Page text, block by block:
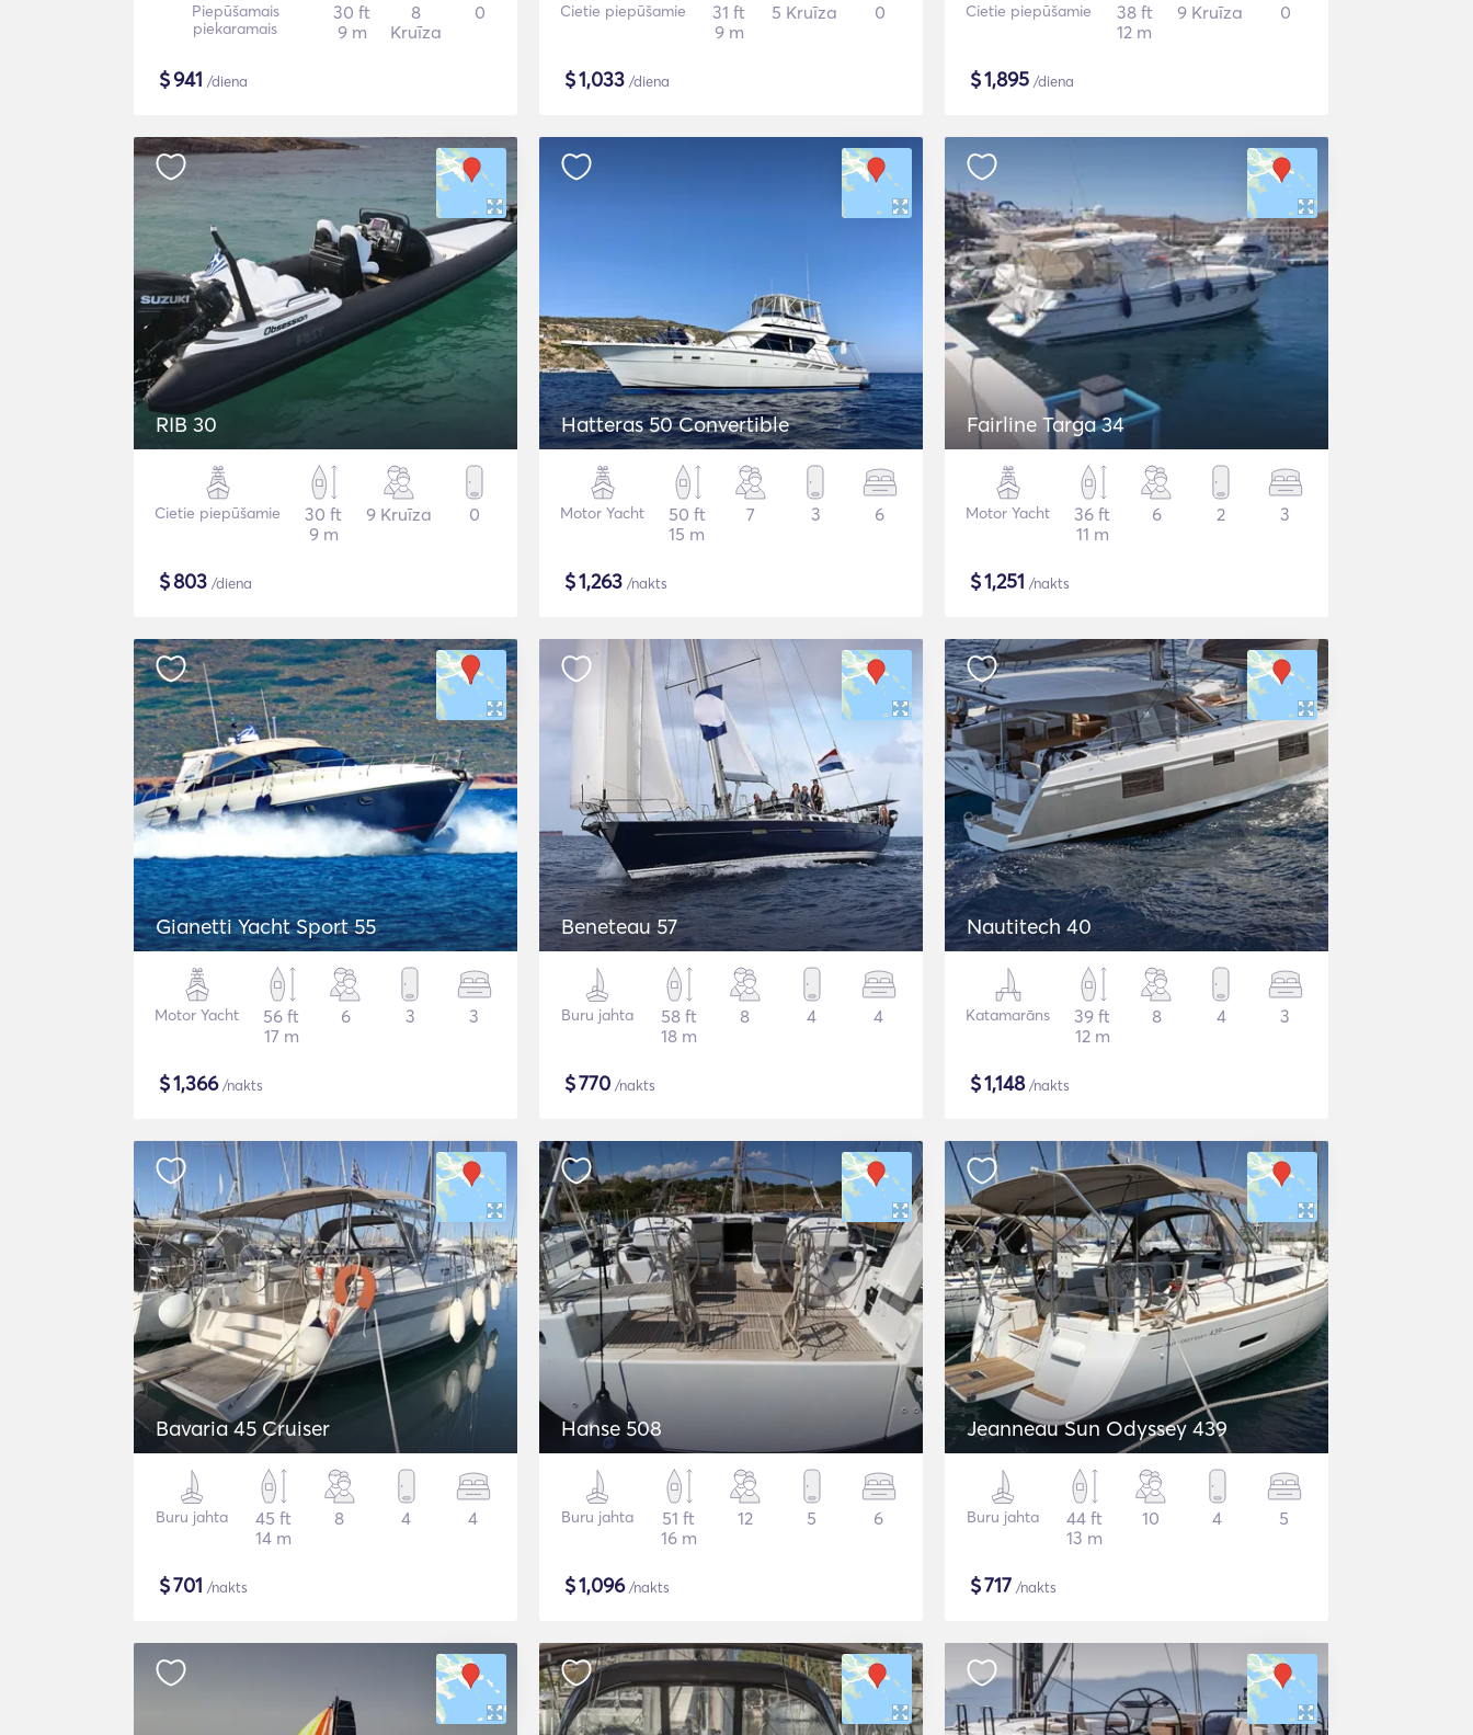
Piepūšamais
piekaramais
30 ft
9 m
8
Kruīza
0
$941 /diena
Cietie piepūšamie
31 ft
9 m
5 Kruīza 0
$1,033 /diena
Cietie piepūšamie
38 ft
12 m
9 Kruīza 0
$1,895 /diena
RIB 30
Cietie piepūšamie
30 ft
9 m
9 Kruīza 0
$803 /diena
Hatteras 50 Convertible
Motor Yacht
50 ft
15 m
7 3 6
$1,263 /nakts
Fairline Targa 34
Motor Yacht
36 ft
11 m
6 2 3
$1,251 /nakts
Gianetti Yacht Sport 55
Motor Yacht
56 ft
17 m
6 3 3
$1,366/nakts
Beneteau 57
Buru jahta
58 ft
18 m
8 4 4
$770 /nakts
Nautitech 40
Katamarāns
39 ft
12 m
8 4 3
$1,148/nakts
Bavaria 45 Cruiser
Buru jahta
45 ft
14 m
8 4 4
$701 /nakts
Hanse 508
Buru jahta
51 ft
16 m
12 5 6
$1,096/nakts
Jeanneau Sun Odyssey 439
Buru jahta
44 ft
13 m
10 4 5
$717 /nakts